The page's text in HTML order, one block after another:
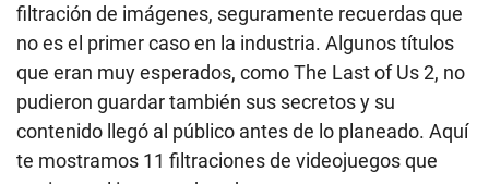
filtración de imágenes, seguramente recuerdas que
no es el primer caso en la industria. Algunos títulos
que eran muy esperados, como The Last of Us 2, no
pudieron guardar también sus secretos y su
contenido llegó al público antes de lo planeado. Aquí
te mostramos 11 filtraciones de videojuegos que